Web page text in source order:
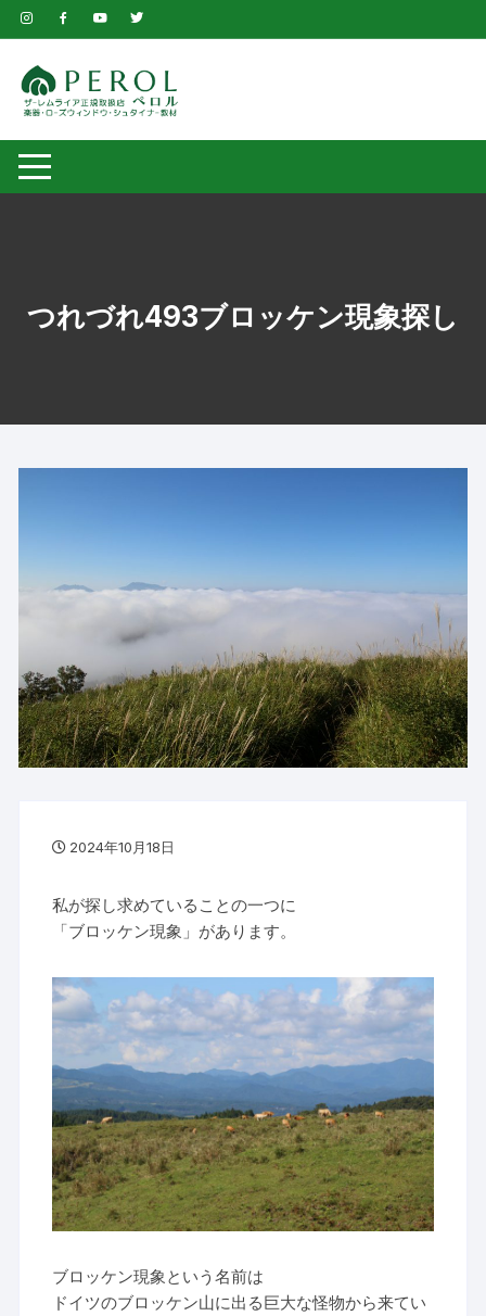
ン
へ
キ
つれづれ493ブロッケン現象探し
2024年10月18日
私が探し求めていることの一つに
「ブロッケン現象」があります。
ブロッケン現象という名前は
ドイツのブロッケン山に出る巨大な怪物から来てい